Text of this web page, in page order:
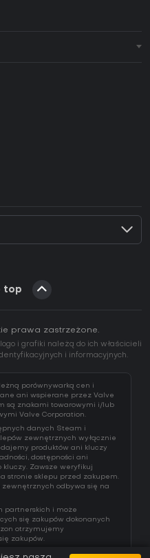
Key)?
(CD Key)?
(CD Key)?
Key)?
top
prawa zastrzeżone.
i grafiki należą do ich właścicieli
i informacyjnych.
porównywarką cen i
ani wspierane przez Valve
są znakami towarowymi i/lub
Valve Corporation.
danych Steam i
zewnętrznych wyłącznie
produktów ani kluczy
dostępności ani
Zawsze weryfikuj
stronie sklepu przed zakupem.
zewnętrznych odbywa się na
partnerskich i może
się zakupów dokonanych
otrzymujemy
zakupów.